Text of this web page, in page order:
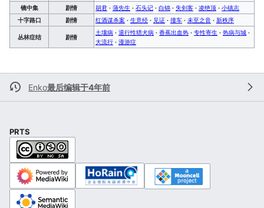
镜中集
剧情 胡君 · 蒲先生 · 石头记 · 白锦 · 失剑客 · 凌绝顶 · 小镇志
十字路口
剧情 红酒谋杀案 · 生意经 · 见证 · 撞车 · 未至之音 · 新秩序
丛林症结 剧情
土壤病 · 退行性猎犬病 · 香蕉出血热 · 专性寄生 · 热病与城 ·
大流行 · 漫游症
Enko最后编辑于4年前
PRTS